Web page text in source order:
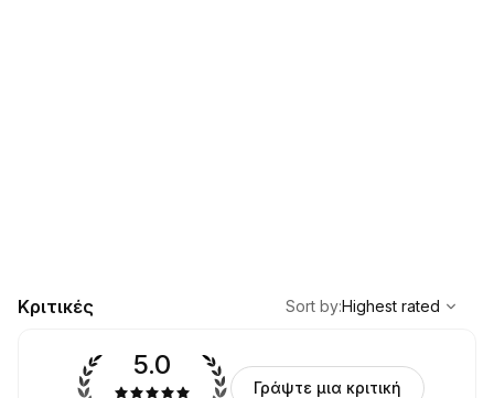
Κριτικές
Highest rated
Sort by:Highest rated
5.0
Γράψτε μια κριτική